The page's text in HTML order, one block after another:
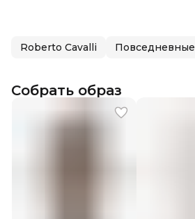
Roberto Cavalli Повседневные
Собрать образ